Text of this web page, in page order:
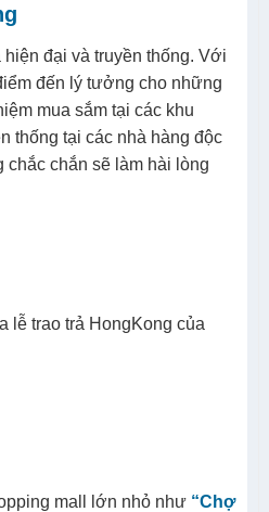
đại và truyền thống. Với
đến lý tưởng cho những
mua sắm tại các khu
thống tại các nhà hàng độc
chắn sẽ làm hài lòng
lễ trao trả HongKong của
mall lớn nhỏ như “Chợ